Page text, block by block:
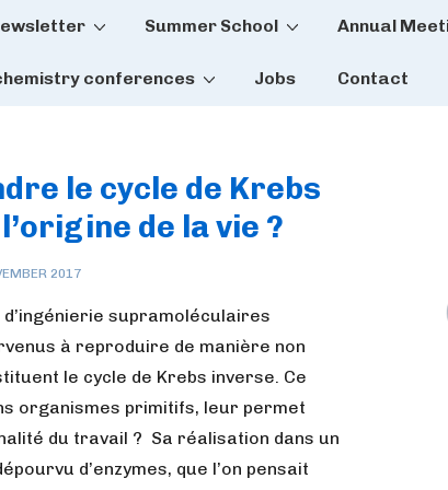
Summer School Annual
conferences Jobs Contact
le cycle de Krebs
de la vie ?
2017
supramoléculaires
à reproduire de manière non
le cycle de Krebs inverse. Ce
organismes primitifs, leur permet
du travail ? Sa réalisation dans un
d’enzymes, que l’on pensait